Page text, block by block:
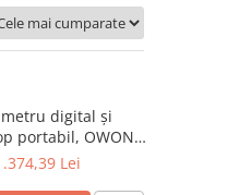
digital și
portabil, OWON,
200mV-1kV, 200mA-
Lei